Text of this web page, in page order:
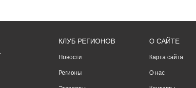
КЛУБ РЕГИОНОВ
Новости
Регионы
О САЙТЕ
Карта сайта
О нас